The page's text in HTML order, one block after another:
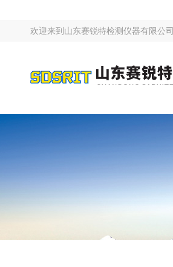
欢迎来到 山东赛锐特检测仪器有限公司